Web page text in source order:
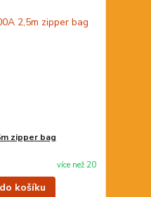
zipper bag
více než 20
košíku